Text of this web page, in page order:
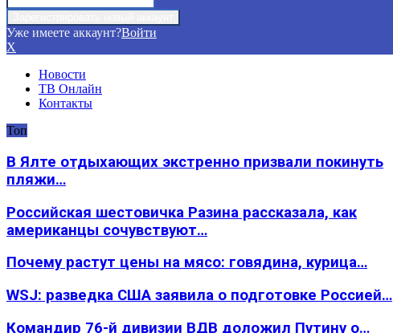
Уже имеете аккаунт?Войти
X
Новости
ТВ Онлайн
Контакты
Топ
В Ялте отдыхающих экстренно призвали покинуть
пляжи…
Российская шестовичка Разина рассказала, как
американцы сочувствуют…
Почему растут цены на мясо: говядина, курица…
WSJ: разведка США заявила о подготовке Россией…
Командир 76-й дивизии ВДВ доложил Путину о…